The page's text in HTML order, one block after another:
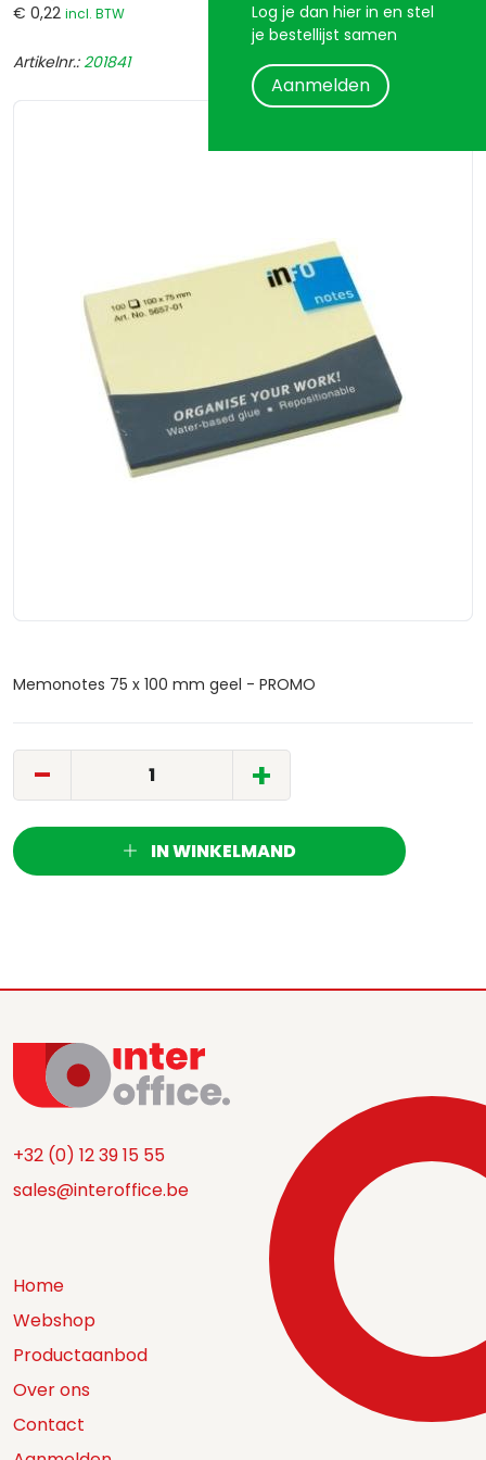
Log je dan hier in en stel
je bestellijst samen
Aanmelden
€ 0,22 incl. BTW
Artikelnr.:201841
Memonotes 75 x 100 mm geel - PROMO
- +
IN WINKELMAND
+32 (0) 12 39 15 55
sales@interoffice.be
Home
Webshop
Productaanbod
Over ons
Contact